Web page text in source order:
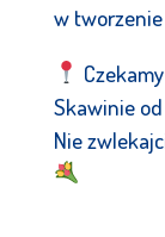
w
Skawinie
Nie